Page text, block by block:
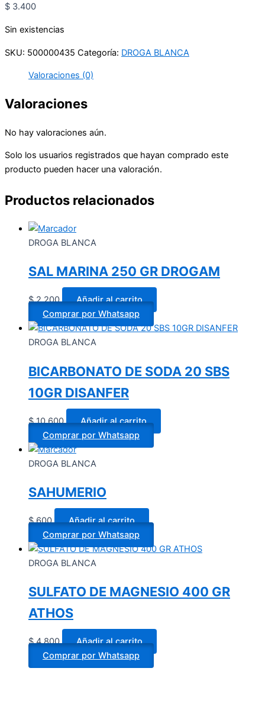
$ 3.400
Sin existencias
SKU: 500000435 Categoría: DROGA BLANCA
Valoraciones (0)
Valoraciones
No hay valoraciones aún.
Solo los usuarios registrados que hayan comprado este
producto pueden hacer una valoración.
Productos relacionados
DROGA BLANCA
SAL MARINA 250 GR DROGAM
$2.200
Añadir al carrito
Comprar por Whatsapp
DROGA BLANCA
BICARBONATO DE SODA 20 SBS
10GR DISANFER
$10.600
Añadir al carrito
Comprar por Whatsapp
DROGA BLANCA
SAHUMERIO
$600
Añadir al carrito
Comprar por Whatsapp
DROGA BLANCA
SULFATO DE MAGNESIO 400 GR
ATHOS
$4.800
Añadir al carrito
Comprar por Whatsapp